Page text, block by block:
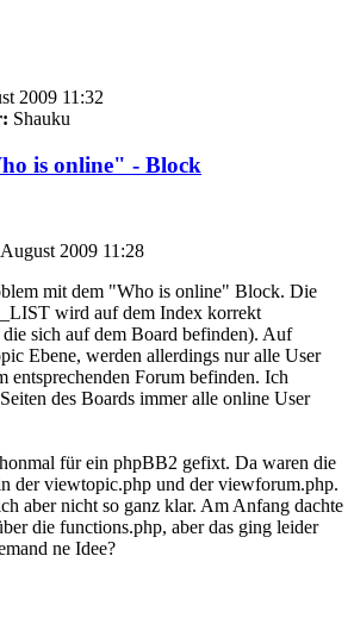
2009 11:32
Shauku
is online" - Block
2009 11:28
mit dem "Who is online" Block. Die
wird auf dem Index korrekt
die sich auf dem Board befinden). Auf
Ebene, werden allerdings nur alle User
entsprechenden Forum befinden. Ich
des Boards immer alle online User
für ein phpBB2 gefixt. Da waren die
der viewtopic.php und der viewforum.php.
aber nicht so ganz klar. Am Anfang dachte
die functions.php, aber das ging leider
ne Idee?